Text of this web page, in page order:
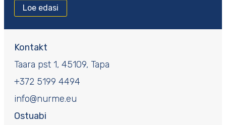
Loe edasi
Ostuabi
Kontakt
Taara pst 1, 45109, Tapa
+372 5199 4494
info@nurme.eu